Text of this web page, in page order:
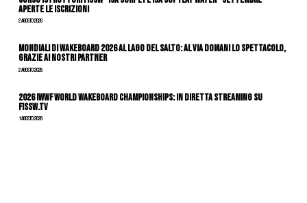
APERTE LE ISCRIZIONI
2 Agosto 2026
Mondiali di Wakeboard 2026 al Lago del Salto: al via domani lo spettacolo,
grazie ai nostri Partner
2 Agosto 2026
2026 IWWF WORLD WAKEBOARD CHAMPIONSHIPS: IN DIRETTA STREAMING SU
FISSW.TV
1 Agosto 2026